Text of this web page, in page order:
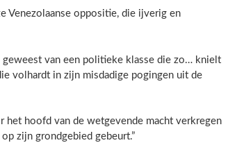
Venezolaanse oppositie, die ijverig en
geweest van een politieke klasse die zo… knielt
volhardt in zijn misdadige pogingen uit de
het hoofd van de wetgevende macht verkregen
zijn grondgebied gebeurt.”